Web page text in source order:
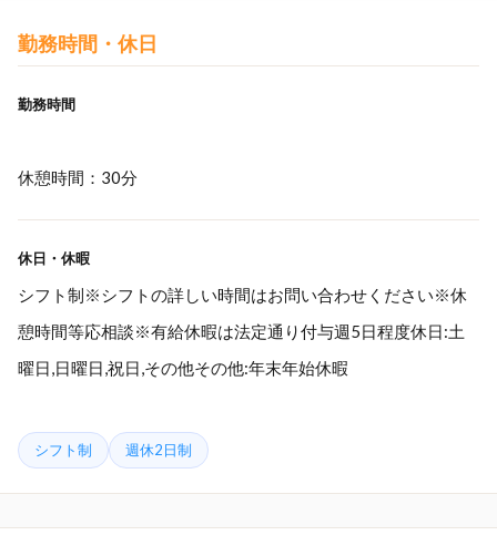
勤務時間・休日
勤務時間
休憩時間：30分
休日・休暇
シフト制※シフトの詳しい時間はお問い合わせください※休
憩時間等応相談※有給休暇は法定通り付与週5日程度休日:土
曜日,日曜日,祝日,その他その他:年末年始休暇
シフト制 週休2日制